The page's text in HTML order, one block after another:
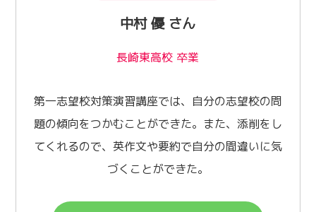
中村 優 さん
長崎東高校 卒業
第一志望校対策演習講座では、自分の志望校の問
題の傾向をつかむことができた。また、添削をし
てくれるので、英作文や要約で自分の間違いに気
づくことができた。